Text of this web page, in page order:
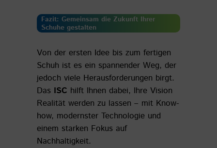
Fazit: Gemeinsam die Zukunft Ihrer
Schuhe gestalten
Von der ersten Idee bis zum fertigen
Schuh ist es ein spannender Weg, der
jedoch viele Herausforderungen birgt.
Das ISC hilft Ihnen dabei, Ihre Vision
Realität werden zu lassen – mit Know-
how, modernster Technologie und
einem starken Fokus auf
Nachhaltigkeit.